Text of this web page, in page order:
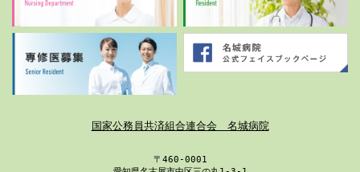
国家公務員共済組合連合会 名城病院
〒460-0001